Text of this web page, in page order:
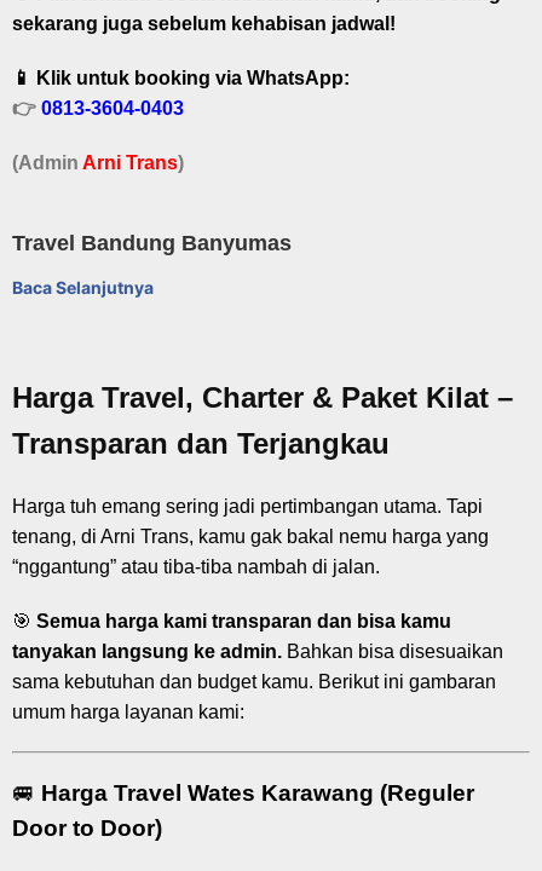
sekarang juga sebelum kehabisan jadwal!
📱 Klik untuk booking via WhatsApp:
👉 0813-3604-0403
(Admin Arni Trans)
Travel Bandung Banyumas
Baca Selanjutnya
Harga Travel, Charter & Paket Kilat –
Transparan dan Terjangkau
Harga tuh emang sering jadi pertimbangan utama. Tapi
tenang, di Arni Trans, kamu gak bakal nemu harga yang
“nggantung” atau tiba-tiba nambah di jalan.
🎯 Semua harga kami transparan dan bisa kamu
tanyakan langsung ke admin. Bahkan bisa disesuaikan
sama kebutuhan dan budget kamu. Berikut ini gambaran
umum harga layanan kami:
🚐 Harga Travel Wates Karawang (Reguler
Door to Door)